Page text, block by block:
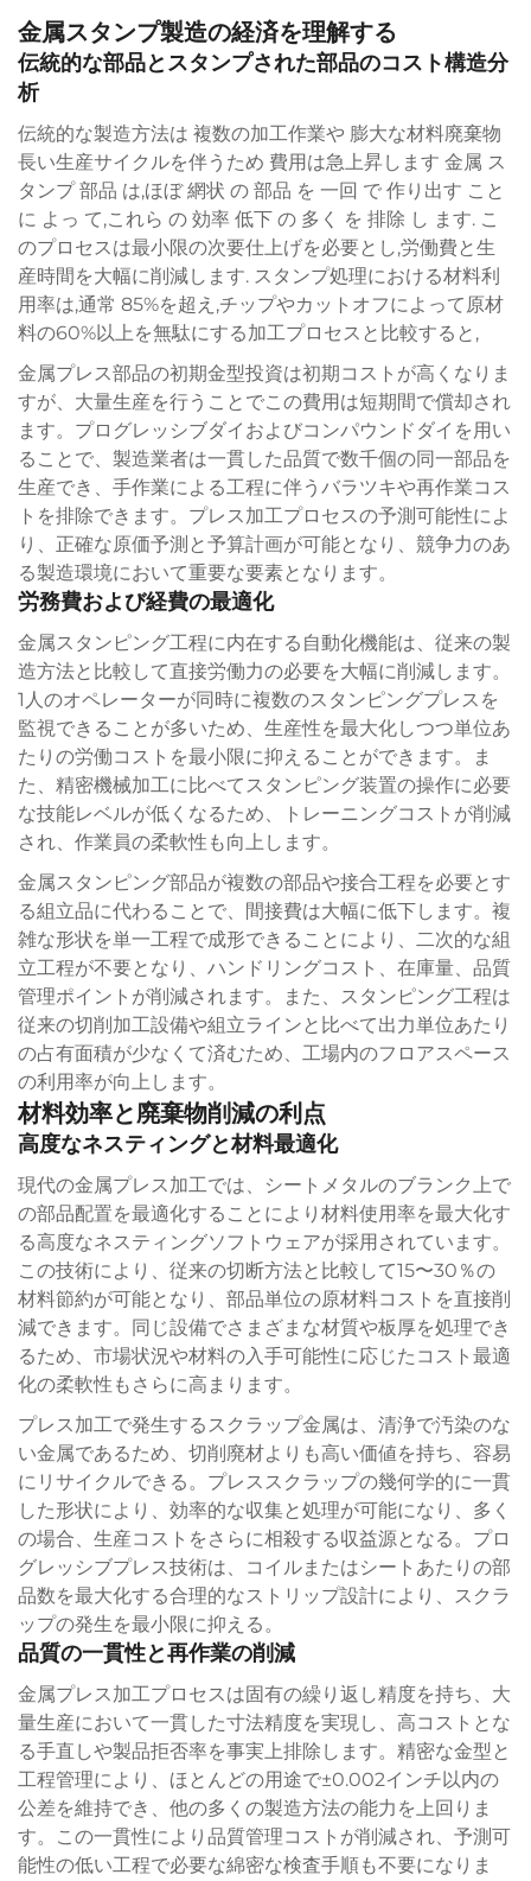
金属スタンプ製造の経済を理解する
伝統的な部品とスタンプされた部品のコスト構造分
析
伝統的な製造方法は 複数の加工作業や 膨大な材料廃棄物
長い生産サイクルを伴うため 費用は急上昇します 金属 ス
タンプ 部品 は,ほぼ 網状 の 部品 を 一回 で 作り出す こと
に よっ て,これら の 効率 低下 の 多く を 排除 し ます. こ
のプロセスは最小限の次要仕上げを必要とし,労働費と生
産時間を大幅に削減します. スタンプ処理における材料利
用率は,通常 85%を超え,チップやカットオフによって原材
料の60%以上を無駄にする加工プロセスと比較すると,
金属プレス部品の初期金型投資は初期コストが高くなりま
すが、大量生産を行うことでこの費用は短期間で償却され
ます。プログレッシブダイおよびコンパウンドダイを用い
ることで、製造業者は一貫した品質で数千個の同一部品を
生産でき、手作業による工程に伴うバラツキや再作業コス
トを排除できます。プレス加工プロセスの予測可能性によ
り、正確な原価予測と予算計画が可能となり、競争力のあ
る製造環境において重要な要素となります。
労務費および経費の最適化
金属スタンピング工程に内在する自動化機能は、従来の製
造方法と比較して直接労働力の必要を大幅に削減します。
1人のオペレーターが同時に複数のスタンピングプレスを
監視できることが多いため、生産性を最大化しつつ単位あ
たりの労働コストを最小限に抑えることができます。ま
た、精密機械加工に比べてスタンピング装置の操作に必要
な技能レベルが低くなるため、トレーニングコストが削減
され、作業員の柔軟性も向上します。
金属スタンピング部品が複数の部品や接合工程を必要とす
る組立品に代わることで、間接費は大幅に低下します。複
雑な形状を単一工程で成形できることにより、二次的な組
立工程が不要となり、ハンドリングコスト、在庫量、品質
管理ポイントが削減されます。また、スタンピング工程は
従来の切削加工設備や組立ラインと比べて出力単位あたり
の占有面積が少なくて済むため、工場内のフロアスペース
の利用率が向上します。
材料効率と廃棄物削減の利点
高度なネスティングと材料最適化
現代の金属プレス加工では、シートメタルのブランク上で
の部品配置を最適化することにより材料使用率を最大化す
る高度なネスティングソフトウェアが採用されています。
この技術により、従来の切断方法と比較して15〜30％の
材料節約が可能となり、部品単位の原材料コストを直接削
減できます。同じ設備でさまざまな材質や板厚を処理でき
るため、市場状況や材料の入手可能性に応じたコスト最適
化の柔軟性もさらに高まります。
プレス加工で発生するスクラップ金属は、清浄で汚染のな
い金属であるため、切削廃材よりも高い価値を持ち、容易
にリサイクルできる。プレススクラップの幾何学的に一貫
した形状により、効率的な収集と処理が可能になり、多く
の場合、生産コストをさらに相殺する収益源となる。プロ
グレッシブプレス技術は、コイルまたはシートあたりの部
品数を最大化する合理的なストリップ設計により、スクラ
ップの発生を最小限に抑える。
品質の一貫性と再作業の削減
金属プレス加工プロセスは固有の繰り返し精度を持ち、大
量生産において一貫した寸法精度を実現し、高コストとな
る手直しや製品拒否率を事実上排除します。精密な金型と
工程管理により、ほとんどの用途で±0.002インチ以内の
公差を維持でき、他の多くの製造方法の能力を上回りま
す。この一貫性により品質管理コストが削減され、予測可
能性の低い工程で必要な綿密な検査手順も不要になりま